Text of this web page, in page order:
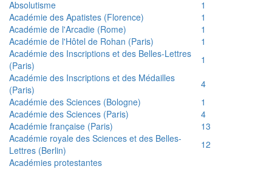
Absolutisme
1
Académie des Apatistes (Florence)
1
Académie de l'Arcadie (Rome)
1
Académie de l'Hôtel de Rohan (Paris)
1
Académie des Inscriptions et des Belles-Lettres
(Paris)
1
Académie des Inscriptions et des Médailles
(Paris)
4
Académie des Sciences (Bologne)
1
Académie des Sciences (Paris)
4
Académie française (Paris)
13
Académie royale des Sciences et des Belles-
Lettres (Berlin)
12
Académies protestantes